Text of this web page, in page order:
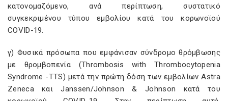
κατονομαζόμενο, ανά περίπτωση, συστατικό
συγκεκριμένου τύπου εμβολίου κατά του κορωνοϊού
COVID-19.
γ) Φυσικά πρόσωπα που εμφάνισαν σύνδρομο θρόμβωσης
με θρομβοπενία (Thrombosis with Thrombocytopenia
Syndrome -TTS) μετά την πρώτη δόση των εμβολίων Astra
Zeneca και Janssen/Johnson & Johnson κατά του